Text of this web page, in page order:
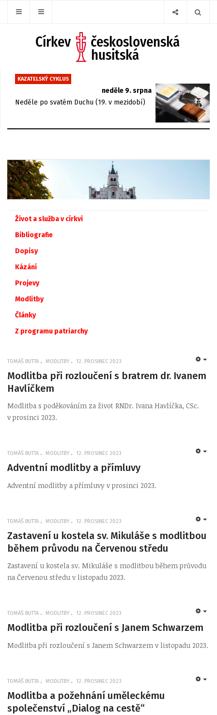
KAZATELSKÝ CYKLUS
neděle 9. srpna
Neděle po svatém Duchu (19. v mezidobí)
Život a služba v církvi
Bibliografie
Dopisy
Kázání
Projevy
Modlitby
Články
Z programu patriarchy
TOMÁŠ BUTTA MODLITBY 12. PROSINEC 2023
Modlitba při rozloučení s bratrem dr. Ivanem
Havlíčkem
Modlitba s poděkováním za život RNDr. Ivana Havlíčka, CSc.
v prosinci 2023.
TOMÁŠ BUTTA MODLITBY 12. PROSINEC 2023
Adventní modlitby a přímluvy
Adventní modlitby a přímluvy v prosinci 2023.
TOMÁŠ BUTTA MODLITBY 12. PROSINEC 2023
Zastavení u kostela sv. Mikuláše s modlitbou
během průvodu na Červenou středu
Zastavení u kostela sv. Mikuláše s modlitbou během průvodu
na Červenou středu v listopadu 2023.
TOMÁŠ BUTTA MODLITBY 12. PROSINEC 2023
Modlitba při rozloučení s Janem Schwarzem
Modlitba při rozloučení s Janem Schwarzem v listopadu 2023.
TOMÁŠ BUTTA MODLITBY 12. PROSINEC 2023
Modlitba a požehnání uměleckému
společenství „Dialog na cestě“